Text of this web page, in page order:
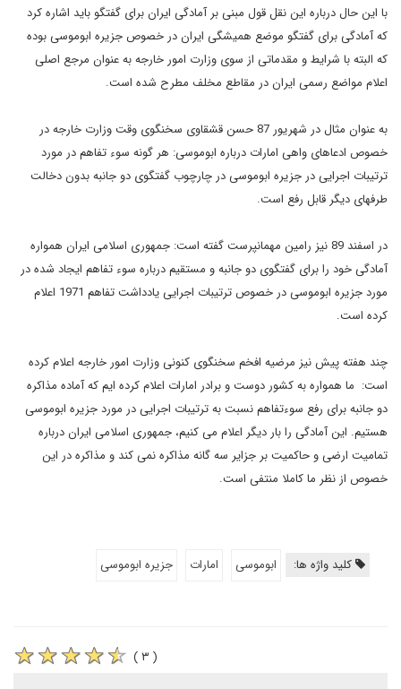
با این حال درباره این نقل قول مبنی بر آمادگی ایران برای گفتگو باید اشاره کرد
که آمادگی برای گفتگو موضع همیشگی ایران در خصوص جزیره ابوموسی بوده
که البته با شرایط و مقدماتی از سوی وزارت امور خارجه به عنوان مرجع اصلی
اعلام مواضع رسمی ایران در مقاطع مخلف مطرح شده است.
به عنوان مثال در شهریور 87 حسن قشقاوی سخنگوی وقت وزارت خارجه در
خصوص ادعاهای واهی امارات درباره ابوموسی: هر گونه سوء تفاهم در مورد
ترتیبات اجرایی در جزیره ابوموسی در چارچوب گفتگوی دو جانبه بدون دخالت
طرفهای دیگر قابل رفع است.
در اسفند 89 نیز رامین مهمانپرست گفته است: جمهوری اسلامی ایران همواره
آمادگی خود را برای گفتگوی دو جانبه و مستقیم درباره سوء تفاهم ایجاد شده در
مورد جزیره ابوموسی در خصوص ترتیبات اجرایی یادداشت تفاهم 1971 اعلام
کرده است.
چند هفته پیش نیز مرضیه افخم سخنگوی کنونی وزارت امور خارجه اعلام کرده
است: ما همواره به کشور دوست و برادر امارات اعلام کرده ایم که آماده مذاکره
دو جانبه برای رفع سوءتفاهم نسبت به ترتیبات اجرایی در مورد جزیره ابوموسی
هستیم. این آمادگی را بار دیگر اعلام می کنیم، جمهوری اسلامی ایران درباره
تمامیت ارضی و حاکمیت بر جزایر سه گانه مذاکره نمی کند و مذاکره در این
خصوص از نظر ما کاملا منتفی است.
کلید واژه ها: ابوموسی امارات جزیره ابوموسی
( ۳ )